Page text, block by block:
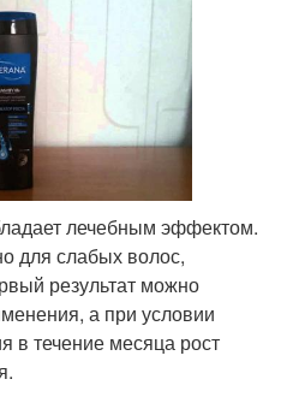
лечебным эффектом.
для слабых волос,
результат можно
а при условии
в течение месяца рост